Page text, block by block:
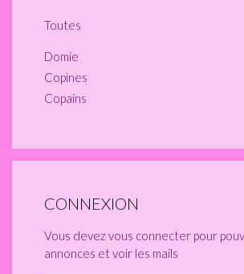
Toutes
Domie
Copines
Copains
CONNEXION
Vous devez vous connecter pour
annonces et voir les mails